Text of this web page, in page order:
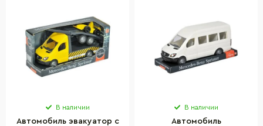
В наличии
Автомобиль эвакуатор с
В наличии
Автомобиль